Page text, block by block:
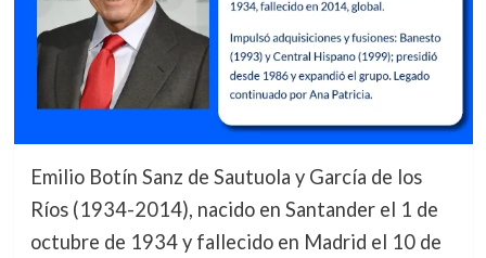
Emilio Botín Sanz de Sautuola y García de los
Ríos (1934-2014), nacido en Santander el 1 de
octubre de 1934 y fallecido en Madrid el 10 de